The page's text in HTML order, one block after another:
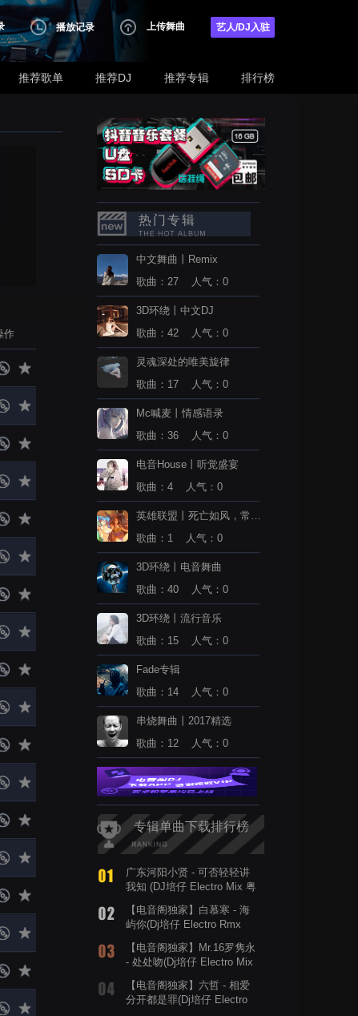
播放记录 上传舞曲 艺人/DJ入驻
推荐歌单 推荐DJ 推荐专辑 排行榜
作
热门专辑
中文舞曲丨Remix
歌曲：27 人气：0
3D环绕丨中文DJ
歌曲：42 人气：0
灵魂深处的唯美旋律
歌曲：17 人气：0
Mc喊麦丨情感语录
歌曲：36 人气：0
电音House丨听觉盛宴
歌曲：4 人气：0
英雄联盟丨死亡如风，常伴
歌曲：1 人气：0
3D环绕丨电音舞曲
歌曲：40 人气：0
3D环绕丨流行音乐
歌曲：15 人气：0
Fade专辑
歌曲：14 人气：0
串烧舞曲丨2017精选
歌曲：12 人气：0
专辑单曲下载排行榜
广东河阳小贤 - 可否轻轻讲
我知 (DJ培仔 Electro Mix 粤
【电音阁独家】白慕寒 - 海
屿你(Dj培仔 Electro Rmx
【电音阁独家】Mr.16罗隽永
- 处处吻(Dj培仔 Electro Mix
【电音阁独家】六哲 - 相爱
分开都是罪(Dj培仔 Electro